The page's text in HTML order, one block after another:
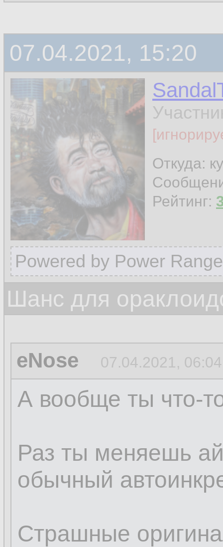
07.04.2021, 15:20
Откуда:
Рейтинг:
Powered by Power
Шанс для
eNose 07.04.2021, 06:04
А вообще ты что-
Раз ты меняешь
обычный
Страшные